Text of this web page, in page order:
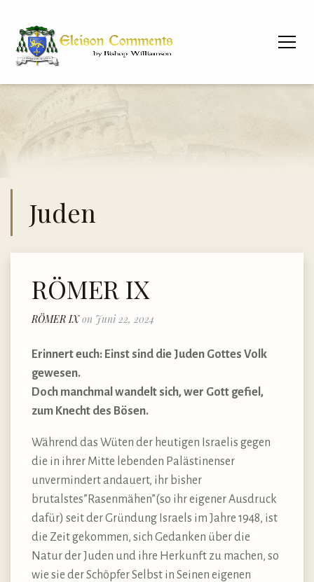
Juden
RÖMER IX
RÖMER IXon Juni 22, 2024
Erinnert euch: Einst sind die Juden Gottes Volk
gewesen.
Doch manchmal wandelt sich, wer Gott gefiel,
zum Knecht des Bösen.
Während das Wüten der heutigen Israelis gegen
die in ihrer Mitte lebenden Palästinenser
unvermindert andauert, ihr bisher
brutalstes”Rasenmähen”(so ihr eigener Ausdruck
dafür) seit der Gründung Israels im Jahre 1948, ist
die Zeit gekommen, sich Gedanken über die
Natur der Juden und ihre Herkunft zu machen, so
wie sie der Schöpfer Selbst in Seinen eigenen